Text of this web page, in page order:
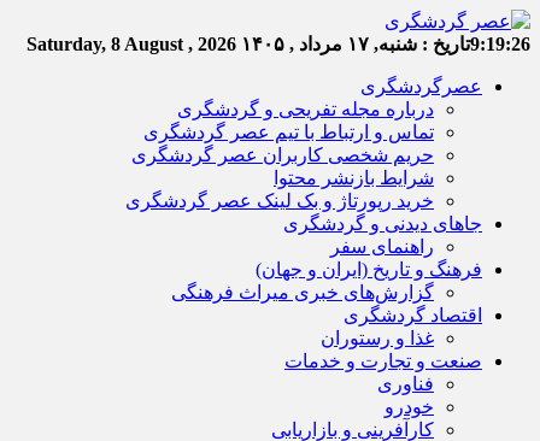
9:19:27تاریخ : شنبه, ۱۷ مرداد , ۱۴۰۵ Saturday, 8 August , 2026
عصرگردشگری
درباره مجله تفریحی و گردشگری
تماس و ارتباط با تیم عصر گردشگری
حریم شخصی کاربران عصر گردشگری
شرایط بازنشر محتوا
خرید رپورتاژ و بک لینک عصر گردشگری
جاهای دیدنی و گردشگری
راهنمای سفر
فرهنگ و تاریخ (ایران و جهان)
گزارش‌های خبری میراث فرهنگی
اقتصاد گردشگری
غذا و رستوران
صنعت و تجارت و خدمات
فناوری
خودرو
کارآفرینی و بازاریابی